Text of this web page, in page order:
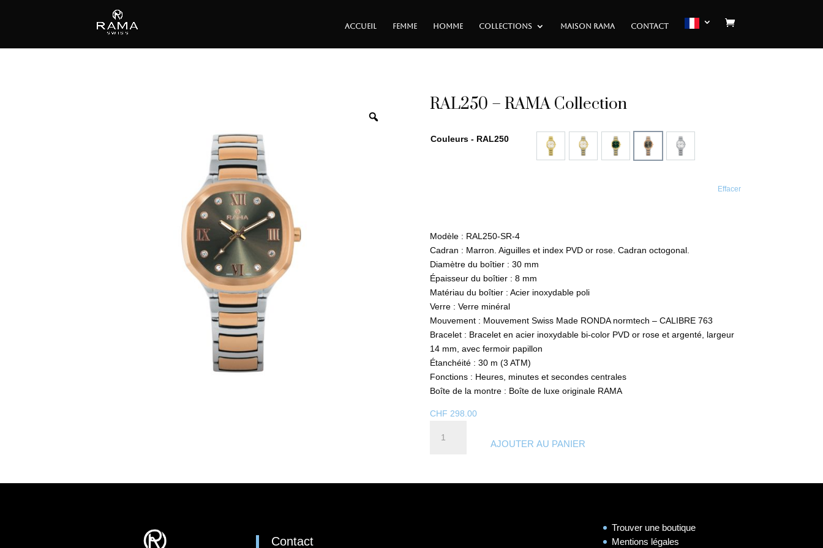
ACCUEIL FEMME HOMME COLLECTIONS MAISON RAMA CONTACT
RAL250 – RAMA Collection
Couleurs - RAL250
Effacer
Modèle : RAL250-SR-4
Cadran : Marron. Aiguilles et index PVD or rose. Cadran octogonal.
Diamètre du boîtier : 30 mm
Épaisseur du boîtier : 8 mm
Matériau du boîtier : Acier inoxydable poli
Verre : Verre minéral
Mouvement : Mouvement Swiss Made RONDA normtech – CALIBRE 763
Bracelet : Bracelet en acier inoxydable bi-color PVD or rose et argenté, largeur
14 mm, avec fermoir papillon
Étanchéité : 30 m (3 ATM)
Fonctions : Heures, minutes et secondes centrales
Boîte de la montre : Boîte de luxe originale RAMA
CHF 298.00
RAMA
AJOUTER AU PANIER
Contact
Trouver une boutique
Mentions légales